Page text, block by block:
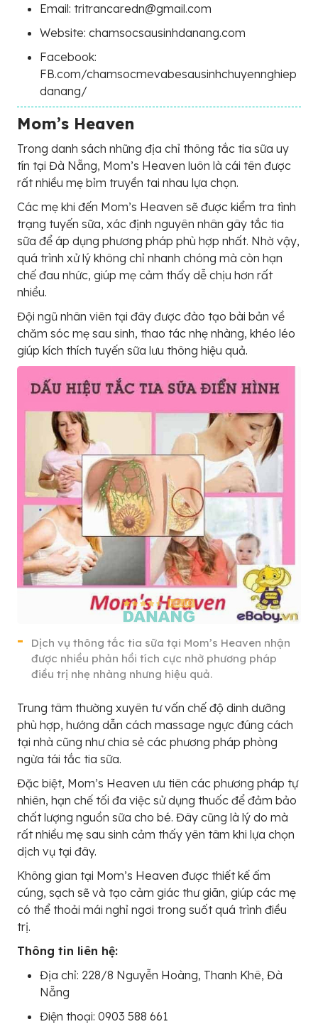
Email: tritrancaredn@gmail.com
Website: chamsocsausinhdanang.com
Facebook:
FB.com/chamsocmevabesausinhchuyennghiep
danang/
Mom’s Heaven
Trong danh sách những địa chỉ thông tắc tia sữa uy
tín tại Đà Nẵng, Mom’s Heaven luôn là cái tên được
rất nhiều mẹ bỉm truyền tai nhau lựa chọn.
Các mẹ khi đến Mom’s Heaven sẽ được kiểm tra tình
trạng tuyến sữa, xác định nguyên nhân gây tắc tia
sữa để áp dụng phương pháp phù hợp nhất. Nhờ vậy,
quá trình xử lý không chỉ nhanh chóng mà còn hạn
chế đau nhức, giúp mẹ cảm thấy dễ chịu hơn rất
nhiều.
Đội ngũ nhân viên tại đây được đào tạo bài bản về
chăm sóc mẹ sau sinh, thao tác nhẹ nhàng, khéo léo
giúp kích thích tuyến sữa lưu thông hiệu quả.
Dịch vụ thông tắc tia sữa tại Mom’s Heaven nhận
được nhiều phản hồi tích cực nhờ phương pháp
điều trị nhẹ nhàng nhưng hiệu quả.
Trung tâm thường xuyên tư vấn chế độ dinh dưỡng
phù hợp, hướng dẫn cách massage ngực đúng cách
tại nhà cũng như chia sẻ các phương pháp phòng
ngừa tái tắc tia sữa.
Đặc biệt, Mom’s Heaven ưu tiên các phương pháp tự
nhiên, hạn chế tối đa việc sử dụng thuốc để đảm bảo
chất lượng nguồn sữa cho bé. Đây cũng là lý do mà
rất nhiều mẹ sau sinh cảm thấy yên tâm khi lựa chọn
dịch vụ tại đây.
Không gian tại Mom’s Heaven được thiết kế ấm
cúng, sạch sẽ và tạo cảm giác thư giãn, giúp các mẹ
có thể thoải mái nghỉ ngơi trong suốt quá trình điều
trị.
Thông tin liên hệ:
Địa chỉ: 228/8 Nguyễn Hoàng, Thanh Khê, Đà
Nẵng
Điện thoại: 0903 588 661